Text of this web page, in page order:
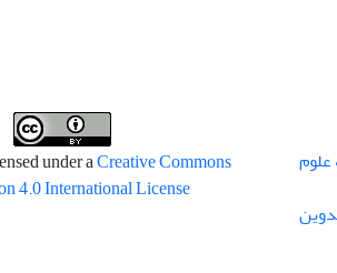
under aCreative Commons
4.0 International License